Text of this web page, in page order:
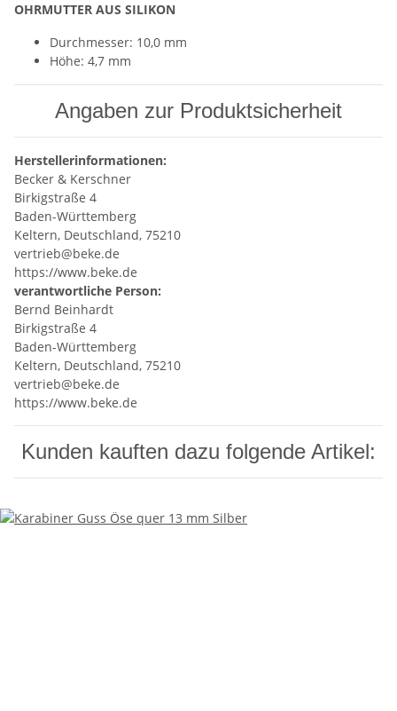
OHRMUTTER AUS SILIKON
Durchmesser: 10,0 mm
Höhe: 4,7 mm
Angaben zur Produktsicherheit
Herstellerinformationen:
Becker & Kerschner
Birkigstraße 4
Baden-Württemberg
Keltern, Deutschland, 75210
vertrieb@beke.de
https://www.beke.de
verantwortliche Person:
Bernd Beinhardt
Birkigstraße 4
Baden-Württemberg
Keltern, Deutschland, 75210
vertrieb@beke.de
https://www.beke.de
Kunden kauften dazu folgende Artikel: